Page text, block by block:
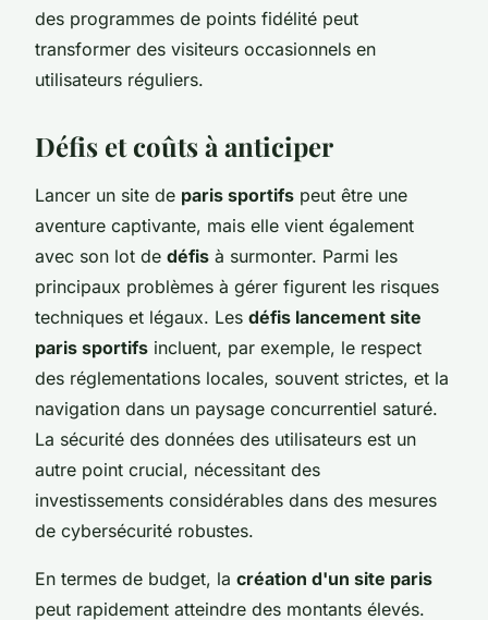
des programmes de points fidélité peut
transformer des visiteurs occasionnels en
utilisateurs réguliers.
Défis et coûts à anticiper
Lancer un site de paris sportifs peut être une
aventure captivante, mais elle vient également
avec son lot de défis à surmonter. Parmi les
principaux problèmes à gérer figurent les risques
techniques et légaux. Les défis lancement site
paris sportifs incluent, par exemple, le respect
des réglementations locales, souvent strictes, et la
navigation dans un paysage concurrentiel saturé.
La sécurité des données des utilisateurs est un
autre point crucial, nécessitant des
investissements considérables dans des mesures
de cybersécurité robustes.
En termes de budget, la création d'un site paris
peut rapidement atteindre des montants élevés.